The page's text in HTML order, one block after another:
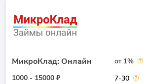
МикроКлад: Онлайн
1000 - 15000 ₽
от 1%
7-30